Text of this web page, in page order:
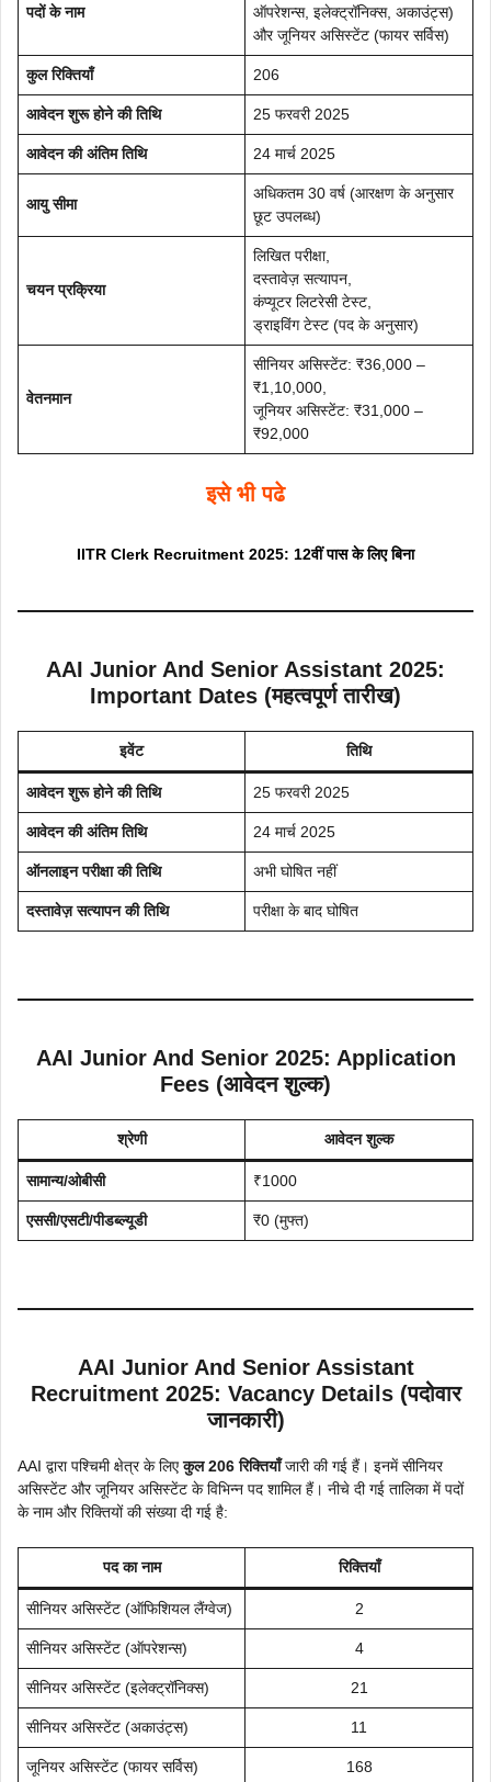
पदों के नाम
ऑपरेशन्स, इलेक्ट्रॉनिक्स, अकाउंट्स)
और जूनियर असिस्टेंट (फायर सर्विस)
कुल रिक्तियाँ 206
आवेदन शुरू होने की तिथि 25 फरवरी 2025
आवेदन की अंतिम तिथि 24 मार्च 2025
आयु सीमा
अधिकतम 30 वर्ष (आरक्षण के अनुसार
छूट उपलब्ध)
चयन प्रक्रिया
लिखित परीक्षा,
दस्तावेज़ सत्यापन,
कंप्यूटर लिटरेसी टेस्ट,
ड्राइविंग टेस्ट (पद के अनुसार)
वेतनमान
सीनियर असिस्टेंट: ₹36,000 –
₹1,10,000,
जूनियर असिस्टेंट: ₹31,000 –
₹92,000
इसे भी पढे
IITR Clerk Recruitment 2025: 12वीं पास के लिए बिना
AAI Junior And Senior Assistant 2025:
Important Dates (महत्वपूर्ण तारीख)
इवेंट तिथि
आवेदन शुरू होने की तिथि 25 फरवरी 2025
आवेदन की अंतिम तिथि 24 मार्च 2025
ऑनलाइन परीक्षा की तिथि अभी घोषित नहीं
दस्तावेज़ सत्यापन की तिथि परीक्षा के बाद घोषित
AAI Junior And Senior 2025: Application
Fees (आवेदन शुल्क)
श्रेणी आवेदन शुल्क
सामान्य/ओबीसी ₹1000
एससी/एसटी/पीडब्ल्यूडी ₹0 (मुफ्त)
AAI Junior And Senior Assistant
Recruitment 2025: Vacancy Details (पदोवार
जानकारी)
AAI द्वारा पश्चिमी क्षेत्र के लिएकुल 206 रिक्तियाँजारी की गई हैं। इनमें सीनियर
असिस्टेंट और जूनियर असिस्टेंट के विभिन्न पद शामिल हैं। नीचे दी गई तालिका में पदों
के नाम और रिक्तियों की संख्या दी गई है:
पद का नाम रिक्तियाँ
सीनियर असिस्टेंट (ऑफिशियल लैंग्वेज) 2
सीनियर असिस्टेंट (ऑपरेशन्स) 4
सीनियर असिस्टेंट (इलेक्ट्रॉनिक्स) 21
सीनियर असिस्टेंट (अकाउंट्स) 11
जूनियर असिस्टेंट (फायर सर्विस) 168